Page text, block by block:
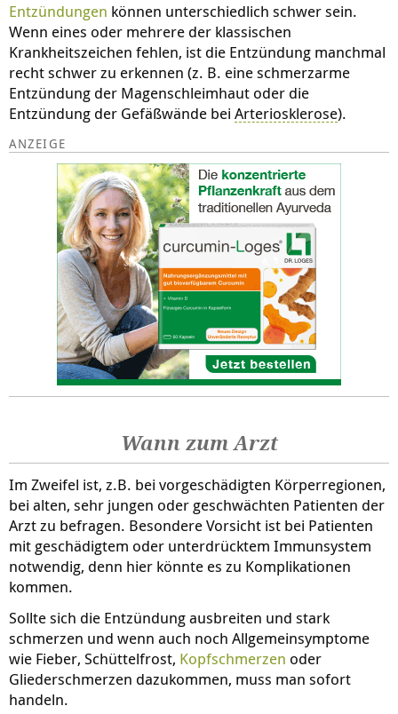
Entzündungen können unterschiedlich schwer sein.
Wenn eines oder mehrere der klassischen
Krankheitszeichen fehlen, ist die Entzündung manchmal
recht schwer zu erkennen (z. B. eine schmerzarme
Entzündung der Magenschleimhaut oder die
Entzündung der Gefäßwände bei Arteriosklerose).
Wann zum Arzt
Im Zweifel ist, z.B. bei vorgeschädigten Körperregionen,
bei alten, sehr jungen oder geschwächten Patienten der
Arzt zu befragen. Besondere Vorsicht ist bei Patienten
mit geschädigtem oder unterdrücktem Immunsystem
notwendig, denn hier könnte es zu Komplikationen
kommen.
Sollte sich die Entzündung ausbreiten und stark
schmerzen und wenn auch noch Allgemeinsymptome
wie Fieber, Schüttelfrost, Kopfschmerzen oder
Gliederschmerzen dazukommen, muss man sofort
handeln.